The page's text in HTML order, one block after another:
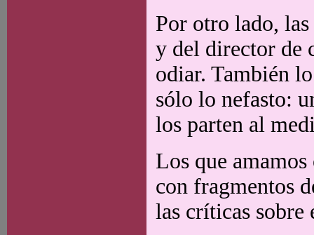
Por otro lado,
y del director de
odiar. También
sólo lo nefasto:
los parten al
Los que
con fragmentos
las críticas sobre